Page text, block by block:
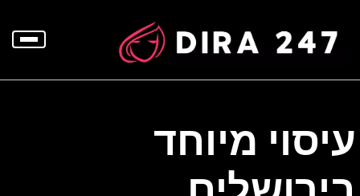
עיסוי מיוחד